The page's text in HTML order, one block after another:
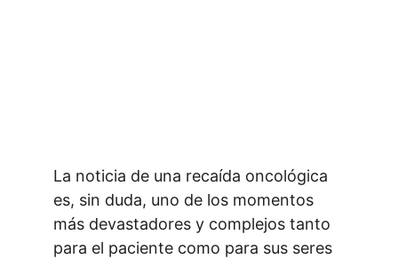
La noticia de una recaída oncológica
es, sin duda, uno de los momentos
más devastadores y complejos tanto
para el paciente como para sus seres